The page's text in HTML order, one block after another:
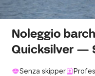
Noleggio
Quicksilver —
Senza skipper